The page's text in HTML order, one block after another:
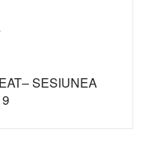
SESIUNEA